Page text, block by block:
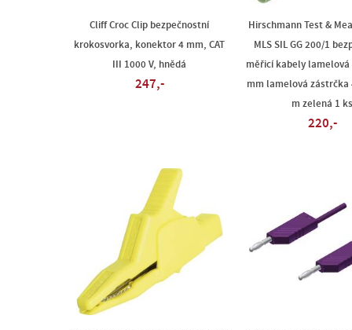
Cliff Croc Clip bezpečnostní
krokosvorka, konektor 4 mm, CAT
III 1000 V, hnědá
247,-
Hirschmann Test &
MLS SIL GG 200/1
měřicí kabely lamelová
mm lamelová zástrčka
m zelená 1 ks
220,-